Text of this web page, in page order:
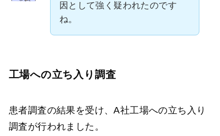
因として強く疑われたのです
ね。
工場への立ち入り調査
患者調査の結果を受け、A社工場への立ち入り
調査が行われました。